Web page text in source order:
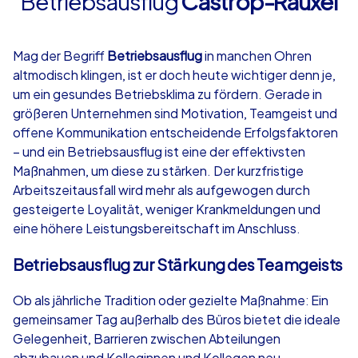
ab
iPad Tour
Castrop-Rauxel
1,5-3,0 h 15-1,000
ab €49,99
Krimi iPad
Castrop-
1,5-3,0 h
Mag der BegriffBetriebsausflugin manchen Ohren
altmodisch klingen, ist er doch heute wichtiger denn je,
um ein gesundes Betriebsklima zu fördern. Gerade in
größeren Unternehmen sind Motivation, Teamgeist und
offene Kommunikation entscheidende Erfolgsfaktoren
– und ein Betriebsausflug ist eine der effektivsten
Maßnahmen, um diese zu stärken. Der kurzfristige
Arbeitszeitausfall wird mehr als aufgewogen durch
gesteigerte Loyalität, weniger Krankmeldungen und
eine höhere Leistungsbereitschaft im Anschluss.
Betriebsausflug zur Stärkung des Teamgeists
Ob als jährliche Tradition oder gezielte Maßnahme: Ein
gemeinsamer Tag außerhalb des Büros bietet die ideale
Gelegenheit, Barrieren zwischen Abteilungen